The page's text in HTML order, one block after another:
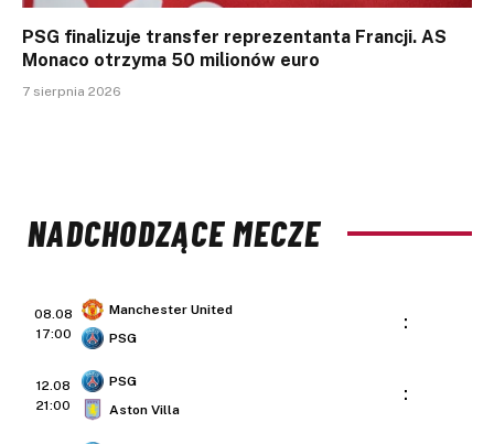
PSG finalizuje transfer reprezentanta Francji. AS
Monaco otrzyma 50 milionów euro
7 sierpnia 2026
NADCHODZĄCE MECZE
08.08
17:00
Manchester United
PSG
:
12.08
21:00
PSG
Aston Villa
: